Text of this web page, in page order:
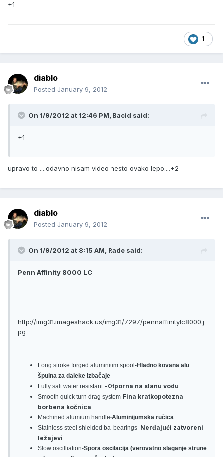
+1
1
diablo
Posted January 9, 2012
On 1/9/2012 at 12:46 PM, Bacid said:
+1
upravo to ....odavno nisam video nesto ovako lepo....+2
diablo
Posted January 9, 2012
On 1/9/2012 at 8:15 AM, Rade said:
Penn Affinity 8000 LC
http://img31.imageshack.us/img31/7297/pennaffinitylc8000.j
pg
Long stroke forged aluminium spool -Hladno kovana alu
špulna za daleke izbačaje
Fully salt water resistant-Otporna na slanu vodu
Smooth quick turn drag system-Fina kratkopotezna
borbena kočnica
Machined alumium handle-Aluminijumska ručica
Stainless steel shielded bal bearings-Nerđajući zatvoreni
ležajevi
Slow oscilliation-Spora oscilacija (verovatno slaganje strune